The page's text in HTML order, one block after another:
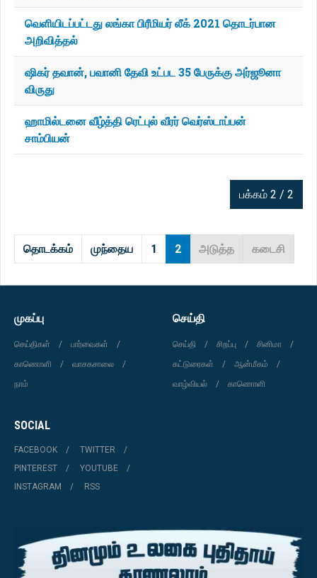
வெளியிடப்பட்டது லங்கா பிரீமியர் லீக் 2021 தொடர்பான
அறிவித்தல்
ஷிகர் தவான், பவானி தேவி உட்பட 35 பேருக்கு அர்ஜூனா
விருது
ஹாமில்டனை வீழ்த்தி ரெட்புல் வீரர் வெர்ஸ்டாப்பன்
சாம்பியன்
பக்கம் 2 / 2
தொடக்கம் முந்தைய 1 2 அடுத்த கடைசி
முகப்பு
செய்திகள்
பார்வைகள்
காணொளி
வாசகசாலை
நாம்
செய்தி
செய்தி சிறப்பு
சினிமா
கட்டுரைகள்
ஆன்மீகம்
வாழ்வியல்
காணொளி
SOCIAL
FACEBOOK
TWITTER
PINTEREST
YOUTUBE
INSTAGRAM
RSS